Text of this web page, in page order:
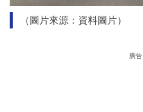
（圖片來源：資料圖片）
廣告